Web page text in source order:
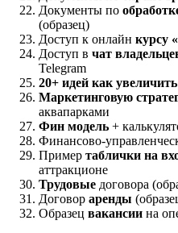
Документы по
(образец)
Доступ к онлайн курсу
Доступ в чат
Telegram
20+ идей как
Маркетинговую
аквапарками
Фин модель +
Финансово-
Пример таблички на
аттракционе
Трудовые договора
Договор аренды
Образец вакансии на